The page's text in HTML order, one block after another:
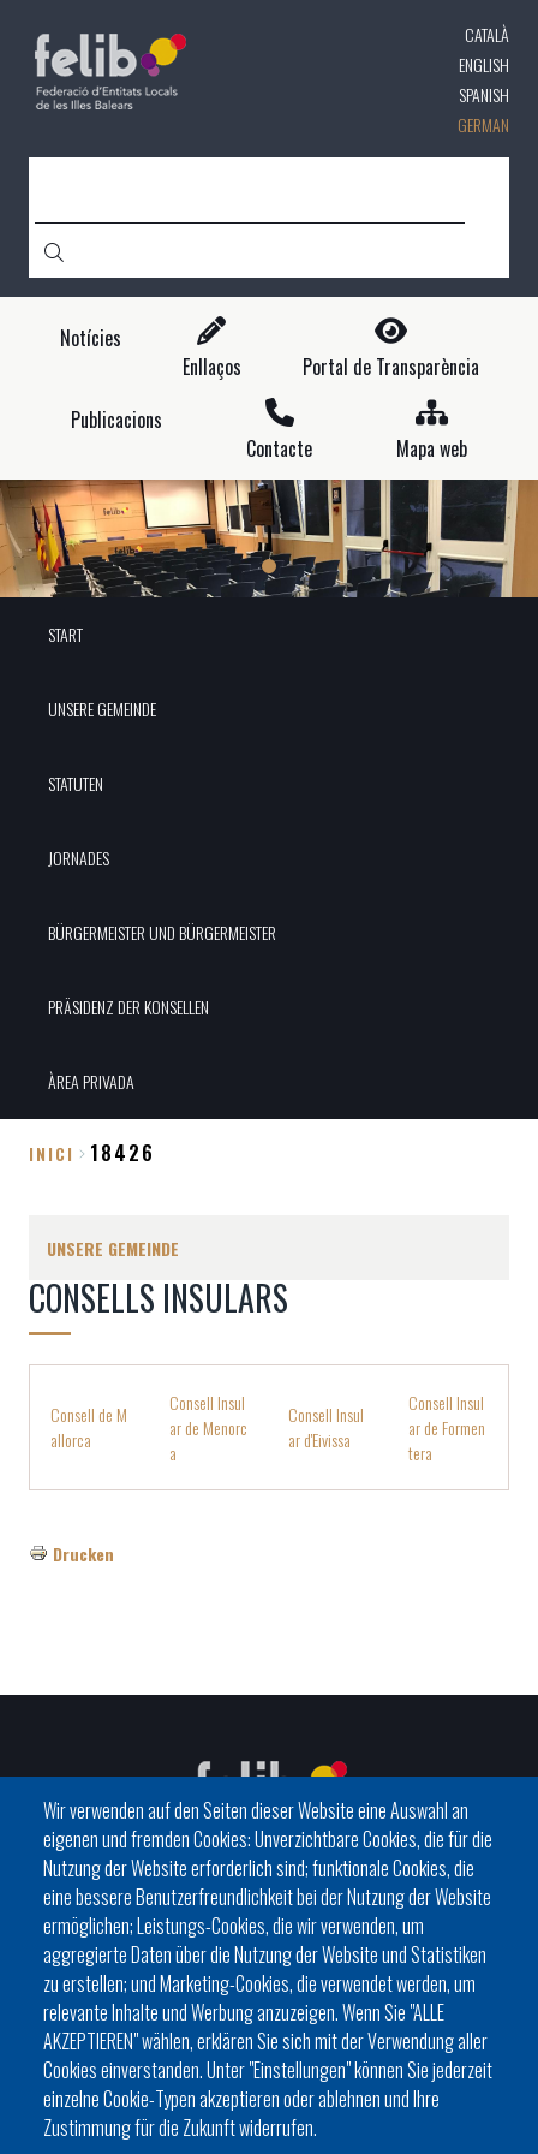
CATALÀ
ENGLISH
SPANISH
GERMAN
Notícies
Enllaços
Portal de Transparència
Publicacions
Contacte
Mapa web
START
UNSERE GEMEINDE
STATUTEN
JORNADES
BÜRGERMEISTER UND BÜRGERMEISTER
PRÄSIDENZ DER KONSELLEN
ÀREA PRIVADA
INICI 18426
UNSERE GEMEINDE
CONSELLS INSULARS
Consell de M
allorca
Consell Insul
ar de Menorc
a
Consell Insul
ar d'Eivissa
Consell Insul
ar de Formen
tera
Drucken
Wir verwenden auf den Seiten dieser Website eine Auswahl an
eigenen und fremden Cookies: Unverzichtbare Cookies, die für die
Nutzung der Website erforderlich sind; funktionale Cookies, die
eine bessere Benutzerfreundlichkeit bei der Nutzung der Website
ermöglichen; Leistungs-Cookies, die wir verwenden, um
aggregierte Daten über die Nutzung der Website und Statistiken
zu erstellen; und Marketing-Cookies, die verwendet werden, um
relevante Inhalte und Werbung anzuzeigen. Wenn Sie "ALLE
AKZEPTIEREN" wählen, erklären Sie sich mit der Verwendung aller
Cookies einverstanden. Unter "Einstellungen" können Sie jederzeit
einzelne Cookie-Typen akzeptieren oder ablehnen und Ihre
Zustimmung für die Zukunft widerrufen.
HISTÒRIA ORGANITZACIÓ
C/ del General Riera, 111 07010 Palma
Phone 971 760911 - Fax 971 763102